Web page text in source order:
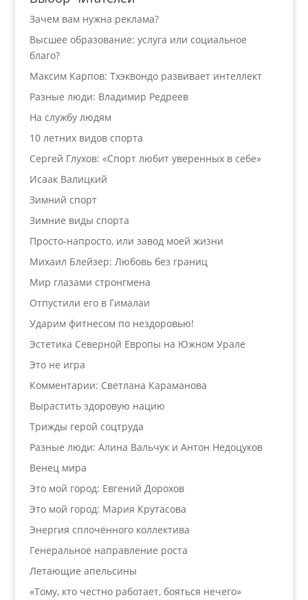
Зачем вам нужна реклама?
Высшее образование: услуга или социальное
благо?
Максим Карпов: Тхэквондо развивает интеллект
Разные люди: Владимир Редреев
На службу людям
10 летних видов спорта
Сергей Глухов: «Спорт любит уверенных в себе»
Исаак Валицкий
Зимний спорт
Зимние виды спорта
Просто-напросто, или завод моей жизни
Михаил Блейзер: Любовь без границ
Мир глазами стронгмена
Отпустили его в Гималаи
Ударим фитнесом по нездоровью!
Эстетика Северной Европы на Южном Урале
Это не игра
Комментарии: Светлана Караманова
Вырастить здоровую нацию
Трижды герой соцтруда
Разные люди: Алина Вальчук и Антон Недоцуков
Венец мира
Это мой город: Евгений Дорохов
Это мой город: Мария Крутасова
Энергия сплочённого коллектива
Генеральное направление роста
Летающие апельсины
«Тому, кто честно работает, бояться нечего»